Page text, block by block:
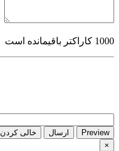
1000 کاراکتر باقیمانده است
Preview ارسال
خالی کردن
×